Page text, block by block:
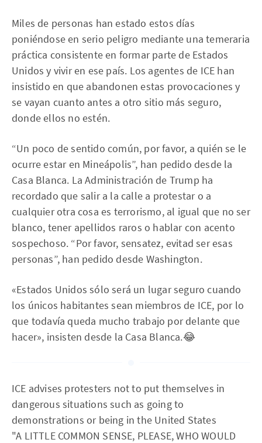
Miles de personas han estado estos días
poniéndose en serio peligro mediante una temeraria
práctica consistente en formar parte de Estados
Unidos y vivir en ese país. Los agentes de ICE han
insistido en que abandonen estas provocaciones y
se vayan cuanto antes a otro sitio más seguro,
donde ellos no estén.
“Un poco de sentido común, por favor, a quién se le
ocurre estar en Mineápolis”, han pedido desde la
Casa Blanca. La Administración de Trump ha
recordado que salir a la calle a protestar o a
cualquier otra cosa es terrorismo, al igual que no ser
blanco, tener apellidos raros o hablar con acento
sospechoso. “Por favor, sensatez, evitad ser esas
personas”, han pedido desde Washington.
«Estados Unidos sólo será un lugar seguro cuando
los únicos habitantes sean miembros de ICE, por lo
que todavía queda mucho trabajo por delante que
hacer», insisten desde la Casa Blanca.😂
ICE advises protesters not to put themselves in
dangerous situations such as going to
demonstrations or being in the United States
"A LITTLE COMMON SENSE, PLEASE, WHO WOULD